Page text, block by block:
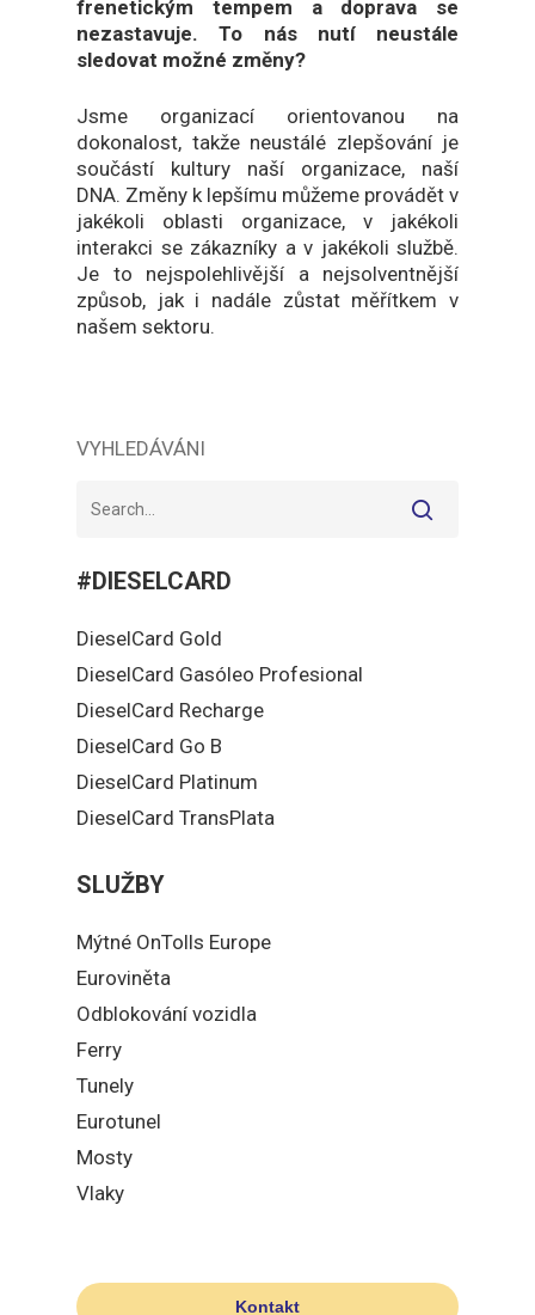
frenetickým tempem a doprava se
nezastavuje. To nás nutí neustále
sledovat možné změny?
Jsme organizací orientovanou na
dokonalost, takže neustálé zlepšování je
součástí kultury naší organizace, naší
DNA. Změny k lepšímu můžeme provádět v
jakékoli oblasti organizace, v jakékoli
interakci se zákazníky a v jakékoli službě.
Je to nejspolehlivější a nejsolventnější
způsob, jak i nadále zůstat měřítkem v
našem sektoru.
VYHLEDÁVÁNI
#DIESELCARD
DieselCard Gold
DieselCard Gasóleo Profesional
DieselCard Recharge
DieselCard Go B
DieselCard Platinum
DieselCard TransPlata
SLUŽBY
Mýtné OnTolls Europe
Euroviněta
Odblokování vozidla
Ferry
Tunely
Eurotunel
Mosty
Vlaky
Kontakt